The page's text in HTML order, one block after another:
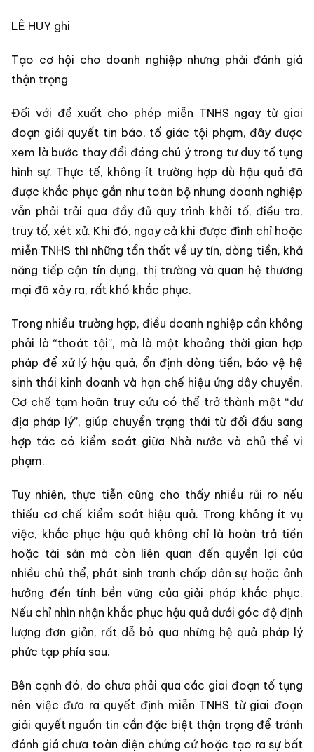
LÊ HUY ghi
Tạo cơ hội cho doanh nghiệp nhưng phải đánh giá
thận trọng
Đối với đề xuất cho phép miễn TNHS ngay từ giai
đoạn giải quyết tin báo, tố giác tội phạm, đây được
xem là bước thay đổi đáng chú ý trong tư duy tố tụng
hình sự. Thực tế, không ít trường hợp dù hậu quả đã
được khắc phục gần như toàn bộ nhưng doanh nghiệp
vẫn phải trải qua đầy đủ quy trình khởi tố, điều tra,
truy tố, xét xử. Khi đó, ngay cả khi được đình chỉ hoặc
miễn TNHS thì những tổn thất về uy tín, dòng tiền, khả
năng tiếp cận tín dụng, thị trường và quan hệ thương
mại đã xảy ra, rất khó khắc phục.
Trong nhiều trường hợp, điều doanh nghiệp cần không
phải là “thoát tội”, mà là một khoảng thời gian hợp
pháp để xử lý hậu quả, ổn định dòng tiền, bảo vệ hệ
sinh thái kinh doanh và hạn chế hiệu ứng dây chuyền.
Cơ chế tạm hoãn truy cứu có thể trở thành một “dư
địa pháp lý”, giúp chuyển trạng thái từ đối đầu sang
hợp tác có kiểm soát giữa Nhà nước và chủ thể vi
phạm.
Tuy nhiên, thực tiễn cũng cho thấy nhiều rủi ro nếu
thiếu cơ chế kiểm soát hiệu quả. Trong không ít vụ
việc, khắc phục hậu quả không chỉ là hoàn trả tiền
hoặc tài sản mà còn liên quan đến quyền lợi của
nhiều chủ thể, phát sinh tranh chấp dân sự hoặc ảnh
hưởng đến tính bền vững của giải pháp khắc phục.
Nếu chỉ nhìn nhận khắc phục hậu quả dưới góc độ định
lượng đơn giản, rất dễ bỏ qua những hệ quả pháp lý
phức tạp phía sau.
Bên cạnh đó, do chưa phải qua các giai đoạn tố tụng
nên việc đưa ra quyết định miễn TNHS từ giai đoạn
giải quyết nguồn tin cần đặc biệt thận trọng để tránh
đánh giá chưa toàn diện chứng cứ hoặc tạo ra sự bất